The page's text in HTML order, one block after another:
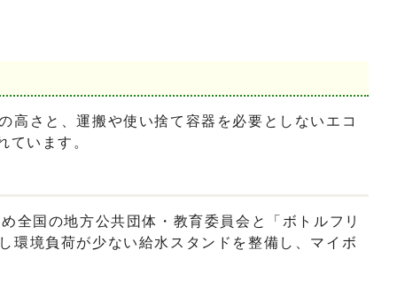
高さと、運搬や使い捨て容器を必要としないエコ
ています。
全国の地方公共団体・教育委員会と「ボトルフリ
環境負荷が少ない給水スタンドを整備し、マイボ